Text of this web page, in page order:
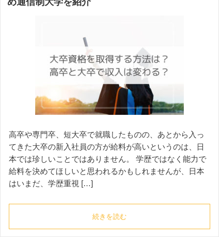
高卒や専門卒、短大卒で就職したものの、あとから入っ
てきた大卒の新入社員の方が給料が高いというのは、日
本では珍しいことではありません。 学歴ではなく能力で
給料を決めてほしいと思われるかもしれませんが、日本
はいまだ、学歴重視 […]
続きを読む